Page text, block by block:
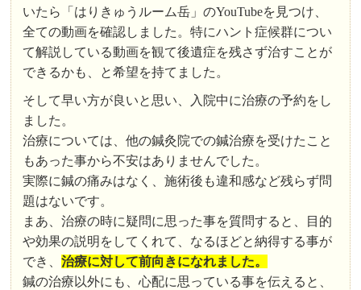
いたら「はりきゅうルーム岳」のYouTubeを見つけ、
全ての動画を確認しました。特にハント症候群につい
て解説している動画を観て後遺症を残さず治すことが
できるかも、と希望を持てました。
そして早い方が良いと思い、入院中に治療の予約をし
ました。
治療については、他の鍼灸院での鍼治療を受けたこと
もあった事から不安はありませんでした。
実際に鍼の痛みはなく、施術後も違和感など残らず問
題はないです。
まあ、治療の時に疑問に思った事を質問すると、目的
や効果の説明をしてくれて、なるほどと納得する事が
でき、治療に対して前向きになれました。
鍼の治療以外にも、心配に思っている事を伝えると、